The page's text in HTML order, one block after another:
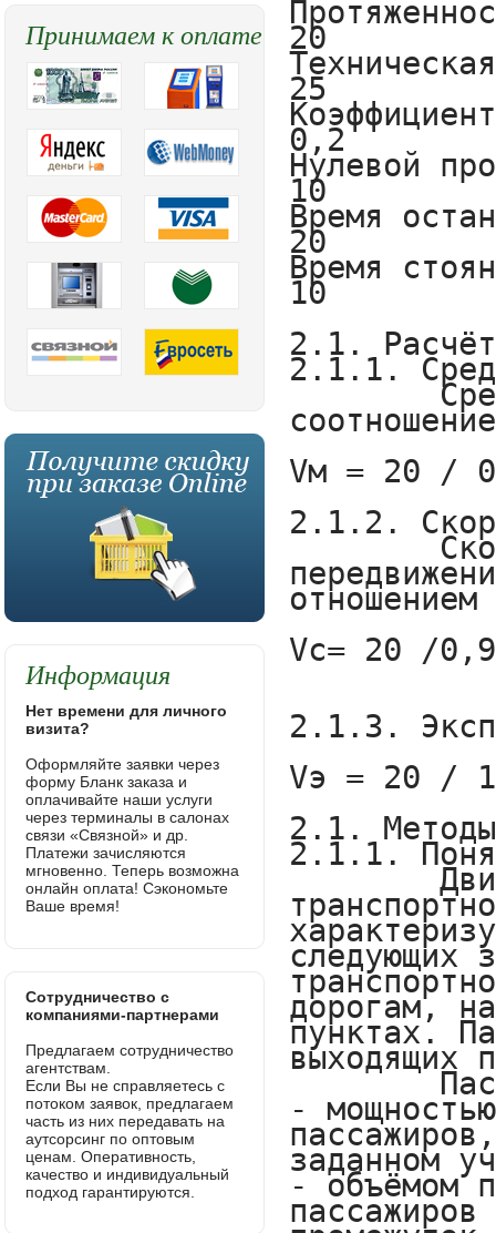
Принимаем к оплате
Информация
Нет времени для личного
визита?
Оформляйте заявки через
форму Бланк заказа и
оплачивайте наши услуги
через терминалы в салонах
связи «Связной» и др.
Платежи зачисляются
мгновенно. Теперь возможна
онлайн оплата! Сэкономьте
Ваше время!
Сотрудничество с
компаниями-партнерами
Предлагаем сотрудничество
агентствам.
Если Вы не справляетесь с
потоком заявок, предлагаем
часть из них передавать на
аутсорсинг по оптовым
ценам. Оперативность,
качество и индивидуальный
подход гарантируются.